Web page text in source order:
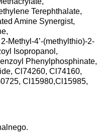
Terephthalate,
Amine Synergist,
Methyl-4’-(methylthio)-2-
Isopropanol,
Phenylphosphinate,
Cl74260, Cl74160,
Cl15980,Cl15985,